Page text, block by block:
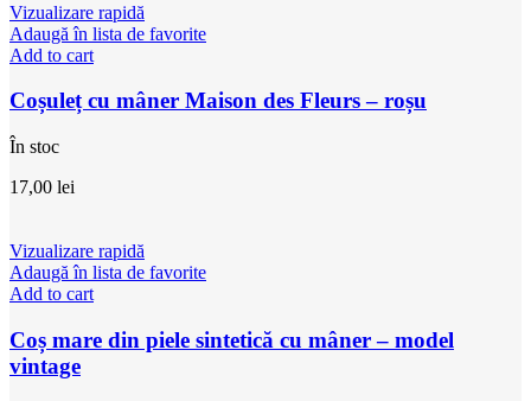
Vizualizare rapidă
Adaugă în lista de favorite
Add to cart
Coșuleț cu mâner Maison des Fleurs – roșu
În stoc
17,00 lei
Vizualizare rapidă
Adaugă în lista de favorite
Add to cart
Coș mare din piele sintetică cu mâner – model
vintage